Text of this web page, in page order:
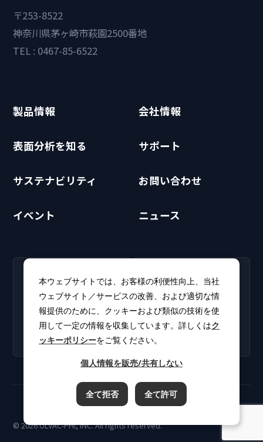
〒253-8522
神奈川県茅ヶ崎市萩園2500番地
TEL : 0467-85-6522
製品情報 会社情報
表面分析を知る サポート
サステナビリティ お問い合わせ
イベント ニュース
採用情報
新卒・キャリア採用情報を
掲載しています。
CLUB PHI（会員専
用）
ソフトウェアアップデート
やカタログをダウンロー
ド。
© 2026 ULVAC-PHI, INC. All rights reserved.
本ウェブサイトでは、お客様の利便性向上、当社
ウェブサイト／サービスの改善、および適切な情
報提供のために、クッキーおよび類似の技術を使
用して一定の情報を収集しています。詳しくはク
ッキーポリシーをご覧ください。
個人情報を販売/共有しない
全て拒否 全て許可